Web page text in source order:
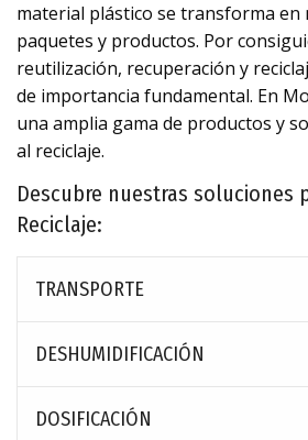
material plástico se transforma en
paquetes y productos. Por
reutilización, recuperación y
de importancia fundamental. En
una amplia gama de productos y
al reciclaje.
Descubre nuestras soluciones
Reciclaje:
TRANSPORTE
DESHUMIDIFICACIÓN
DOSIFICACIÓN